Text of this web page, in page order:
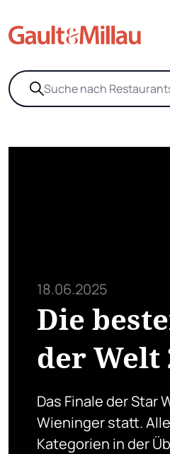
18.06.2025
Die
der Welt
Das Finale der Star
Wieninger statt.
Kategorien in der